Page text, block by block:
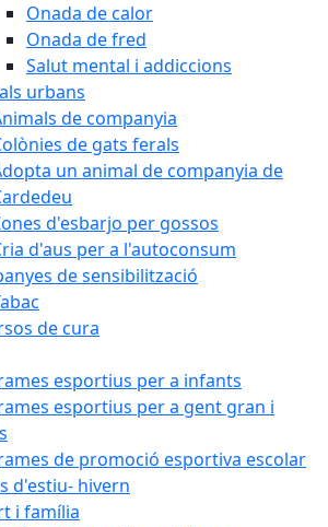
Onada de calor
Onada de fred
Salut mental i addiccions
urbans
de companyia
de gats ferals
un animal de companyia de
d'esbarjo per gossos
d'aus per a l'autoconsum
de sensibilització
de cura
esportius per a infants
esportius per a gent gran i
de promoció esportiva escolar
d'estiu- hivern
i família